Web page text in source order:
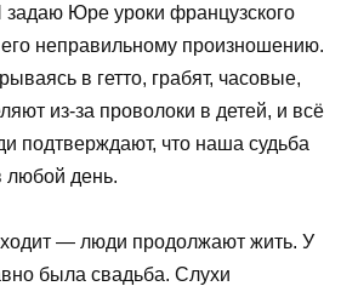
задаю Юре уроки французского
неправильному произношению.
в гетто, грабят, часовые,
из-за проволоки в детей, и всё
подтверждают, что наша судьба
любой день.
— люди продолжают жить. У
была свадьба. Слухи